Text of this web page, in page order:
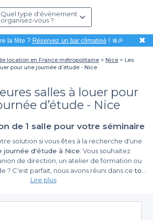
Quel type d'évènement
organisez-vous ?
la fête ? Réservez un bar climatisé! ❄️🎉 ✖
location en France métropolitaine Nice
Les
pour une journée d’étude - Nice
salles à louer pour
d’étude - Nice
de 1 salle pour votre séminaire
solution si vous êtes à la recherche d'une
journée d'étude à Nice . Vous souhaitez
de direction, un atelier de formation ou
? C'est parfait, nous avons réuni dans ce top
d'étude à Nice
entière, ces salles sauront répondre à
les plus exigeantes. Que vous soyez à la
Lire plus